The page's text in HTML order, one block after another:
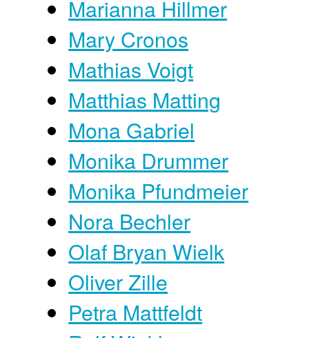
Marianna Hillmer
Mary Cronos
Mathias Voigt
Matthias Matting
Mona Gabriel
Monika Drummer
Monika Pfundmeier
Nora Bechler
Olaf Bryan Wielk
Oliver Zille
Petra Mattfeldt